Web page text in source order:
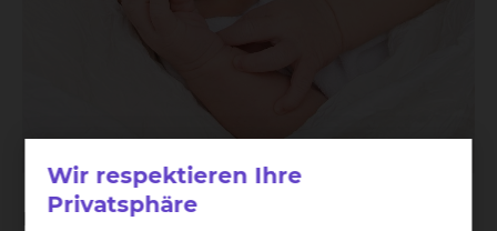
Helena Victoria Neudecker wurde am 20. August
Wir respektieren Ihre
Privatsphäre